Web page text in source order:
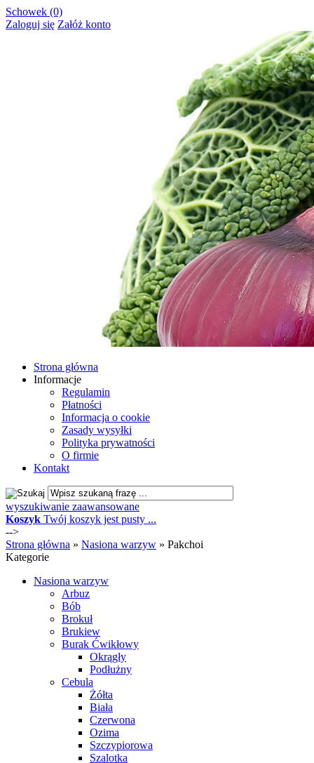
Schowek (0)
Zaloguj się Załóż konto
Strona główna
Informacje
Regulamin
Płatności
Informacja o cookie
Zasady wysyłki
Polityka prywatności
O firmie
Kontakt
wyszukiwanie zaawansowane
Koszyk Twój koszyk jest pusty ...
-->
Strona główna » Nasiona warzyw » Pakchoi
Kategorie
Nasiona warzyw
Arbuz
Bób
Brokuł
Brukiew
Burak Ćwikłowy
Okrągły
Podłużny
Cebula
Żółta
Biała
Czerwona
Ozima
Szczypiorowa
Szalotka